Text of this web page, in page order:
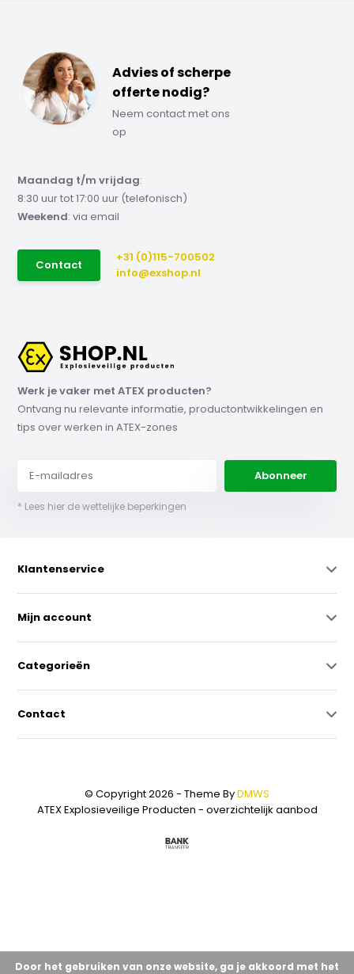
Advies of scherpe
offerte nodig?
Neem contact met ons
op
Maandag t/m vrijdag:
8:30 uur tot 17:00 uur (telefonisch)
Weekend: via email
Contact
+31 (0)115-700502
info@exshop.nl
Werk je vaker met ATEX producten?
Ontvang nu relevante informatie, productontwikkelingen en
tips over werken in ATEX-zones
Abonneer
* Lees hier de wettelijke beperkingen
Klantenservice
Mijn account
Categorieën
Contact
© Copyright 2026 - Theme ByDMWS
ATEX Explosieveilige Producten - overzichtelijk aanbod
Door het gebruiken van onze website, ga je akkoord met het